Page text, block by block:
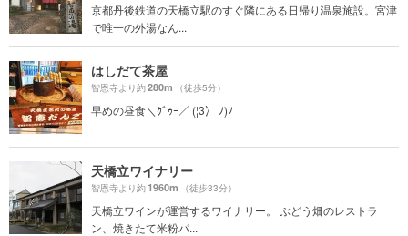
京都丹後鉄道の天橋立駅のすぐ隣にある日帰り温泉施設。宮津
で唯一の外湯なん...
はしだて茶屋
智恩寺より約280m （徒歩5分）
早めの昼食＼ｸﾞｩｰ／ (¦3冫 ﾉ)ﾉ
天橋立ワイナリー
智恩寺より約1960m （徒歩33分）
天橋立ワインが運営するワイナリー。 ぶどう畑のレストラ
ン、焼きたて米粉パ...